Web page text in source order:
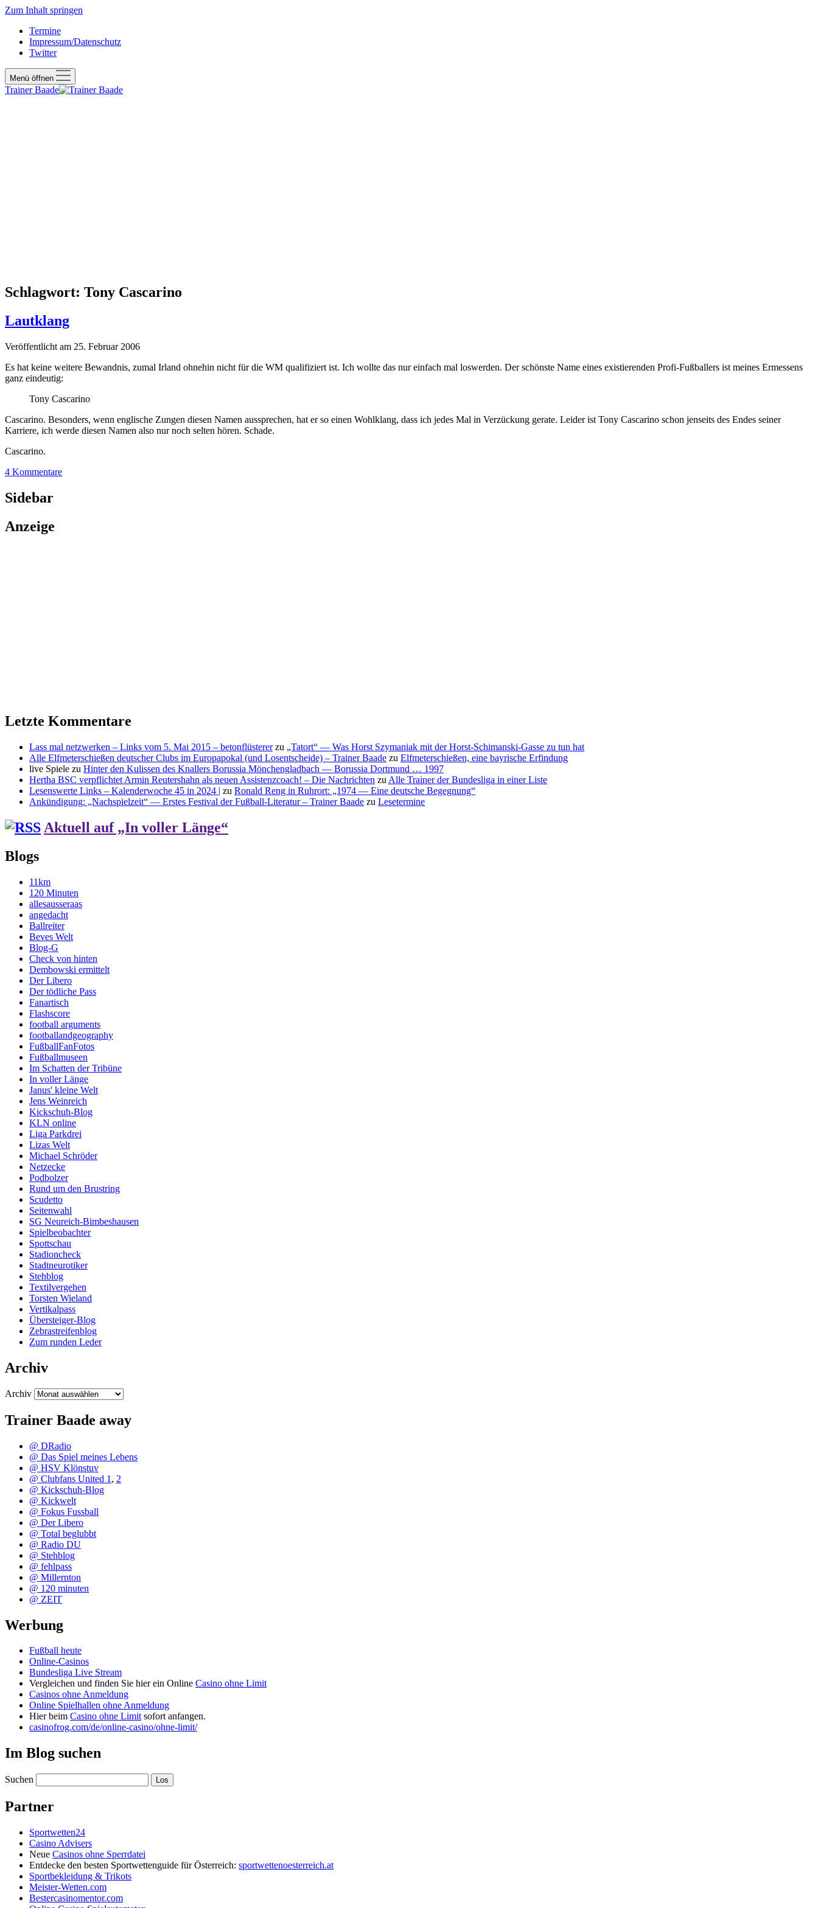
Zum Inhalt springen
Termine
Impressum/Datenschutz
Twitter
Menü öffnen
Trainer Baade
Schlagwort: Tony Cascarino
Lautklang
Veröffentlicht am 25. Februar 2006
Es hat keine weitere Bewandnis, zumal Irland ohnehin nicht für die WM qualifiziert ist. Ich wollte das nur einfach mal loswerden. Der schönste Name eines existierenden Profi-Fußballers ist meines Ermessens
ganz eindeutig:
Tony Cascarino
Cascarino. Besonders, wenn englische Zungen diesen Namen aussprechen, hat er so einen Wohlklang, dass ich jedes Mal in Verzückung gerate. Leider ist Tony Cascarino schon jenseits des Endes seiner
Karriere, ich werde diesen Namen also nur noch selten hören. Schade.
Cascarino.
4 Kommentare
Sidebar
Anzeige
Letzte Kommentare
Lass mal netzwerken – Links vom 5. Mai 2015 – betonflüstererzu „Tatort“ — Was Horst Szymaniak mit der Horst-Schimanski-Gasse zu tun hat
Alle Elfmeterschießen deutscher Clubs im Europapokal (und Losentscheide) – Trainer Baade zu Elfmeterschießen, eine bayrische Erfindung
live Spiele zu Hinter den Kulissen des Knallers Borussia Mönchengladbach — Borussia Dortmund … 1997
Hertha BSC verpflichtet Armin Reutershahn als neuen Assistenzcoach! – Die Nachrichten zu Alle Trainer der Bundesliga in einer Liste
Lesenswerte Links – Kalenderwoche 45 in 2024 | zu Ronald Reng in Ruhrort: „1974 — Eine deutsche Begegnung“
Ankündigung: „Nachspielzeit“ — Erstes Festival der Fußball-Literatur – Trainer Baade zu Lesetermine
Aktuell auf „In voller Länge“
Blogs
11km
120 Minuten
allesausseraas
angedacht
Ballreiter
Beves Welt
Blog-G
Check von hinten
Dembowski ermittelt
Der Libero
Der tödliche Pass
Fanartisch
Flashscore
football arguments
footballandgeography
FußballFanFotos
Fußballmuseen
Im Schatten der Tribüne
In voller Länge
Janus' kleine Welt
Jens Weinreich
Kickschuh-Blog
KLN online
Liga Parkdrei
Lizas Welt
Michael Schröder
Netzecke
Podbolzer
Rund um den Brustring
Scudetto
Seitenwahl
SG Neureich-Bimbeshausen
Spielbeobachter
Spottschau
Stadioncheck
Stadtneurotiker
Stehblog
Textilvergehen
Torsten Wieland
Vertikalpass
Übersteiger-Blog
Zebrastreifenblog
Zum runden Leder
Archiv
Archiv
Trainer Baade away
@ DRadio
@ Das Spiel meines Lebens
@ HSV Klönstuv
@ Clubfans United 1 , 2
@ Kickschuh-Blog
@ Kickwelt
@ Fokus Fussball
@ Der Libero
@ Total beglubbt
@ Radio DU
@ Stehblog
@ fehlpass
@ Millernton
@ 120 minuten
@ ZEIT
Werbung
Fußball heute
Online-Casinos
Bundesliga Live Stream
Vergleichen und finden Sie hier ein Online Casino ohne Limit
Casinos ohne Anmeldung
Online Spielhallen ohne Anmeldung
Hier beim Casino ohne Limitsofort anfangen.
casinofrog.com/de/online-casino/ohne-limit/
Im Blog suchen
Suchen
Partner
Sportwetten24
Casino Advisers
Neue Casinos ohne Sperrdatei
Entdecke den besten Sportwettenguide für Österreich: sportwettenoesterreich.at
Sportbekleidung & Trikots
Meister-Wetten.com
Bestercasinomentor.com